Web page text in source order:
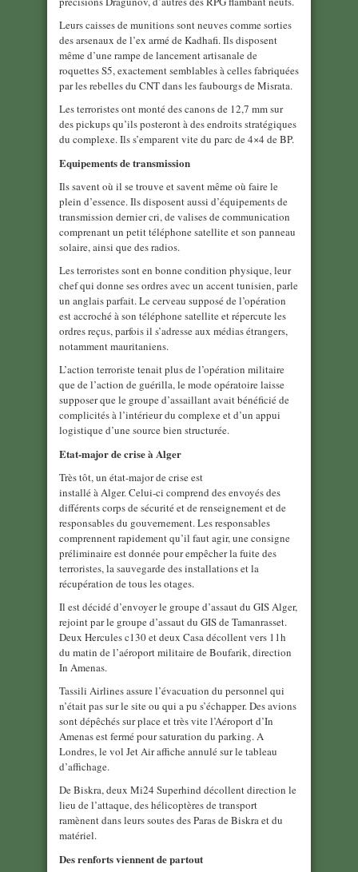
Leurs caisses de munitions sont neuves comme sorties
des arsenaux de l’ex armé de Kadhafi. Ils disposent
même d’une rampe de lancement artisanale de
roquettes S5, exactement semblables à celles fabriquées
par les rebelles du CNT dans les faubourgs de Misrata.
Les terroristes ont monté des canons de 12,7 mm sur
des pickups qu’ils posteront à des endroits stratégiques
du complexe. Ils s’emparent vite du parc de 4×4 de BP.
Equipements de transmission
Ils savent où il se trouve et savent même où faire le
plein d’essence. Ils disposent aussi d’équipements de
transmission dernier cri, de valises de communication
comprenant un petit téléphone satellite et son panneau
solaire, ainsi que des radios.
Les terroristes sont en bonne condition physique, leur
chef qui donne ses ordres avec un accent tunisien, parle
un anglais parfait. Le cerveau supposé de l’opération
est accroché à son téléphone satellite et répercute les
ordres reçus, parfois il s’adresse aux médias étrangers,
notamment mauritaniens.
L’action terroriste tenait plus de l’opération militaire
que de l’action de guérilla, le mode opératoire laisse
supposer que le groupe d’assaillant avait bénéficié de
complicités à l’intérieur du complexe et d’un appui
logistique d’une source bien structurée.
Etat-major de crise à Alger
Très tôt, un état-major de crise est
installé à Alger. Celui-ci comprend des envoyés des
différents corps de sécurité et de renseignement et de
responsables du gouvernement. Les responsables
comprennent rapidement qu’il faut agir, une consigne
préliminaire est donnée pour empêcher la fuite des
terroristes, la sauvegarde des installations et la
récupération de tous les otages.
Il est décidé d’envoyer le groupe d’assaut du GIS Alger,
rejoint par le groupe d’assaut du GIS de Tamanrasset.
Deux Hercules c130 et deux Casa décollent vers 11h
du matin de l’aéroport militaire de Boufarik, direction
In Amenas.
Tassili Airlines assure l’évacuation du personnel qui
n’était pas sur le site ou qui a pu s’échapper. Des avions
sont dépêchés sur place et très vite l’Aéroport d’In
Amenas est fermé pour saturation du parking. A
Londres, le vol Jet Air affiche annulé sur le tableau
d’affichage.
De Biskra, deux Mi24 Superhind décollent direction le
lieu de l’attaque, des hélicoptères de transport
ramènent dans leurs soutes des Paras de Biskra et du
matériel.
Des renforts viennent de partout